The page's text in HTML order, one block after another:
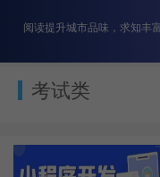
阅读提升城市品味，求知丰
考试类